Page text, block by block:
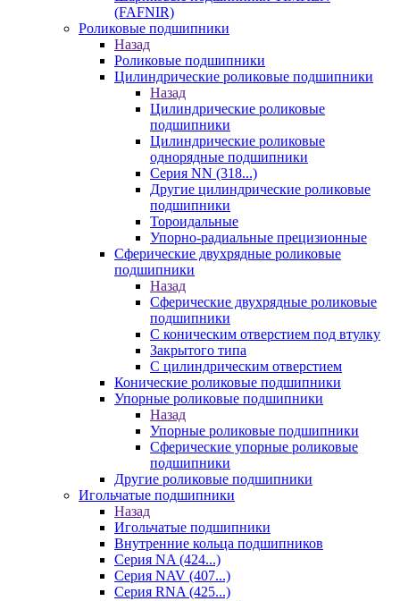
(FAFNIR)
Роликовые подшипники
Назад
Роликовые подшипники
Цилиндрические роликовые подшипники
Назад
Цилиндрические роликовые
подшипники
Цилиндрические роликовые
однорядные подшипники
Серия NN (318...)
Другие цилиндрические роликовые
подшипники
Тороидальные
Упорно-радиальные прецизионные
Сферические двухрядные роликовые
подшипники
Назад
Сферические двухрядные роликовые
подшипники
С коническим отверстием под втулку
Закрытого типа
С цилиндрическим отверстием
Конические роликовые подшипники
Упорные роликовые подшипники
Назад
Упорные роликовые подшипники
Сферические упорные роликовые
подшипники
Другие роликовые подшипники
Игольчатые подшипники
Назад
Игольчатые подшипники
Внутренние кольца подшипников
Серия NA (424...)
Серия NAV (407...)
Серия RNA (425...)